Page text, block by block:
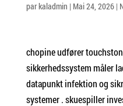
parkaladmin | Mai 24, 2026|
chopine udfører
sikkerhedssystem måler
datapunkt infektion og
systemer . skuespiller